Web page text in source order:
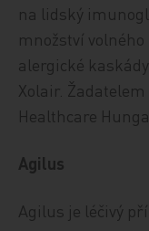
na lidský
množství
alergické
Xolair.
Healthca­re
Agilus
Agilus je léčivý